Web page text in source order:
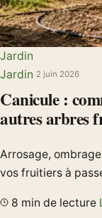
Jardin
Jardin 2 juin 2026
Canicule :
autres arbres
Arrosage,
vos fruitiers à
8 min de lecture